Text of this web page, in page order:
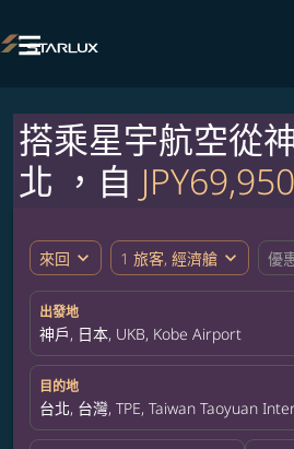

搭乘星宇航空從
北 ，自
來回 expand_more 1 旅客, 經濟艙 expand_more 優
出發地
神戶, 日本, UKB, Kobe Airport
目的地
台北, 台灣, TPE, Taiwan Taoyuan